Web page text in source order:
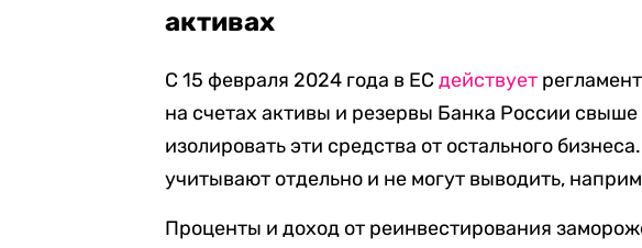
активах
С 15 февраля 2024 года в ЕС действует
на счетах активы и резервы Банка России свыше
изолировать эти средства от остального
учитывают отдельно и не могут выводить,
Проценты и доход от реинвестирования